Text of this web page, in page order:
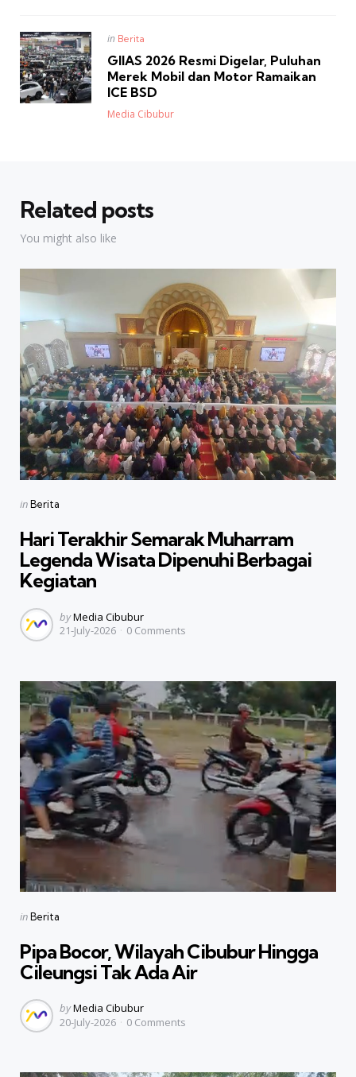
Posted
in Berita
GIIAS 2026 Resmi Digelar, Puluhan
Merek Mobil dan Motor Ramaikan
ICE BSD
Posted
Media Cibubur
Related posts
You might also like
Categories
Posted
inBerita
Hari Terakhir Semarak Muharram
Legenda Wisata Dipenuhi Berbagai
Kegiatan
Posted
by
byMedia Cibubur
21-July-2026
0 Comments
Categories
Posted
inBerita
Pipa Bocor, Wilayah Cibubur Hingga
Cileungsi Tak Ada Air
Posted
by
byMedia Cibubur
20-July-2026
0 Comments